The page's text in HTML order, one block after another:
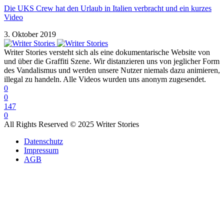
Die UKS Crew hat den Urlaub in Italien verbracht und ein kurzes
Video
3. Oktober 2019
Writer Stories versteht sich als eine dokumentarische Website von
und über die Graffiti Szene. Wir distanzieren uns von jeglicher Form
des Vandalismus und werden unsere Nutzer niemals dazu animieren,
illegal zu handeln. Alle Videos wurden uns anonym zugesendet.
0
0
147
0
All Rights Reserved © 2025 Writer Stories
Datenschutz
Impressum
AGB